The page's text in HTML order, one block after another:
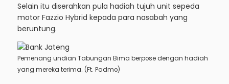
Selain itu diserahkan pula hadiah tujuh unit sepeda
motor Fazzio Hybrid kepada para nasabah yang
beruntung.
Pemenang undian Tabungan Bima berpose dengan hadiah
yang mereka terima. (Ft. Padmo)